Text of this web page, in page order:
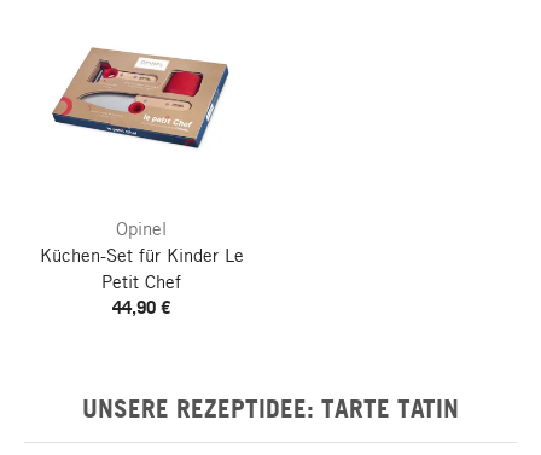
Opinel
Küchen-Set für KinderLe
Petit Chef
44,90 €
UNSERE REZEPTIDEE: TARTE TATIN